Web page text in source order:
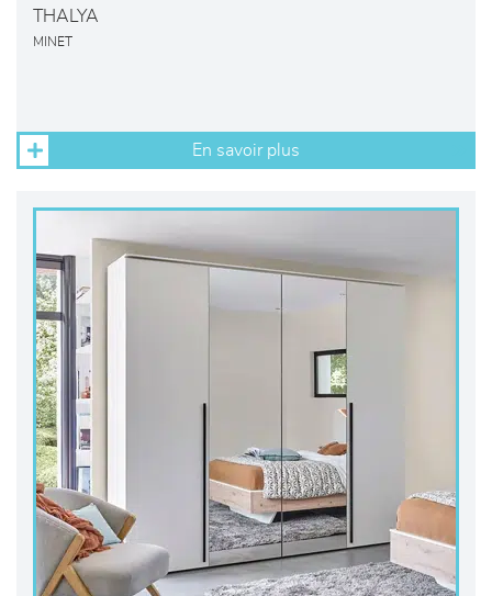
THALYA
MINET
En savoir plus